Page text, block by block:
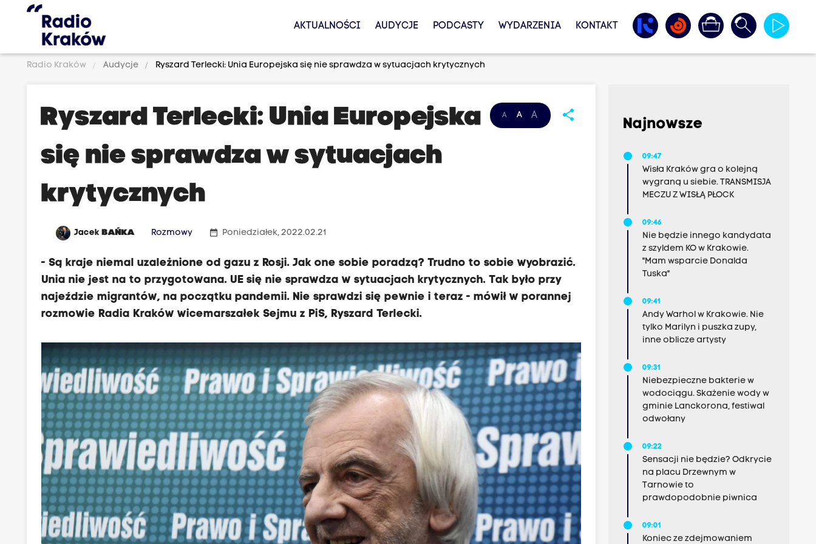
AKTUALNOŚCI AUDYCJE PODCASTY WYDARZENIA KONTAKT
Radio Kraków Audycje Ryszard Terlecki: Unia Europejska się nie sprawdza w sytuacjach krytycznych
A A A share
Ryszard Terlecki: Unia Europejska
się nie sprawdza w sytuacjach
krytycznych
JacekBAŃKA Rozmowy date_range Poniedziałek, 2022.02.21
- Są kraje niemal uzależnione od gazu z Rosji. Jak one sobie poradzą? Trudno to sobie wyobrazić.
Unia nie jest na to przygotowana. UE się nie sprawdza w sytuacjach krytycznych. Tak było przy
najeździe migrantów, na początku pandemii. Nie sprawdzi się pewnie i teraz - mówił w porannej
rozmowie Radia Kraków wicemarszałek Sejmu z PiS, Ryszard Terlecki.
Najnowsze
09:47
Wisła Kraków gra o kolejną
wygraną u siebie. TRANSMISJA
MECZU Z WISŁĄ PŁOCK
09:46
Nie będzie innego kandydata
z szyldem KO w Krakowie.
"Mam wsparcie Donalda
Tuska"
09:41
Andy Warhol w Krakowie. Nie
tylko Marilyn i puszka zupy,
inne oblicze artysty
09:31
Niebezpieczne bakterie w
wodociągu. Skażenie wody w
gminie Lanckorona, festiwal
odwołany
09:22
Sensacji nie będzie? Odkrycie
na placu Drzewnym w
Tarnowie to
prawdopodobnie piwnica
09:01
Koniec ze zdejmowaniem